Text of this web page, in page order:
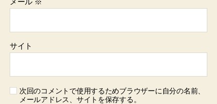
サイト
次回のコメントで使用するためブラウザーに自分の名前、
メールアドレス、サイトを保存する。